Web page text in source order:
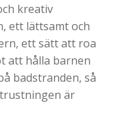
kreativ
ett lättsamt och
ett sätt att roa
att hålla barnen
badstranden, så
är